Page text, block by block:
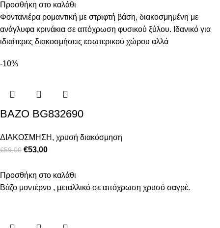
Προσθήκη στο καλάθι
Φοντανιέρα ρομαντική με στριφτή βάση, διακοσμημένη με
ανάγλυφα κρινάκια σε απόχρωση φυσικού ξύλου. Ιδανικό για
ιδιαίτερες διακοσμήσεις εσωτερικού χώρου αλλά
-10%
ΒΑΖΟ BG832690
ΔΙΑΚΟΣΜΗΣΗ , χρυσή διακόσμηση
€59,00 €53,00
Προσθήκη στο καλάθι
Βάζο μοντέρνο , μεταλλικό σε απόχρωση χρυσό σαγρέ.